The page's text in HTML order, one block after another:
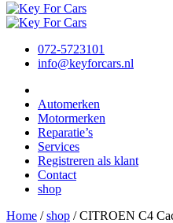
072-5723101
info@keyforcars.nl
Automerken
Motormerken
Reparatie’s
Services
Registreren als klant
Contact
shop
Home /shop /CITROEN C4